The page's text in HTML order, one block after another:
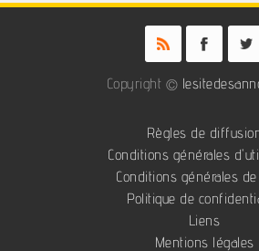
Copyright ©
Règles de
Conditions générales
Conditions générales
Politique de
Liens
Mentions légales